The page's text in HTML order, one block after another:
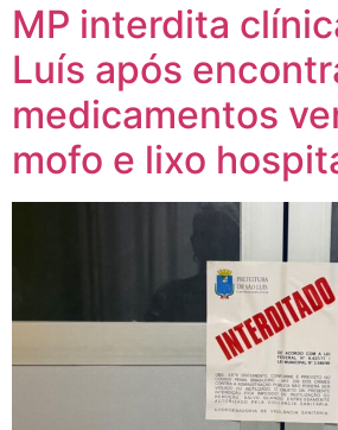
MP interdita
Luís após
medicamentos
mofo e lixo